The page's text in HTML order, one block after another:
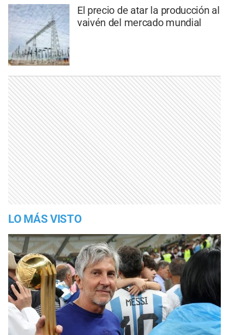
El precio de atar la producción al
vaivén del mercado mundial
LO MÁS VISTO